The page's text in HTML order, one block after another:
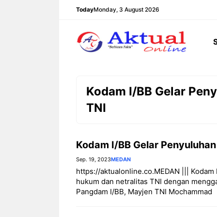
TodayMonday, 3 August 2026
Kodam I/BB Gelar
TNI
Kodam I/BB Gelar
Sep. 19, 2023MEDAN
https://aktualonline.co.MEDAN |||
hukum dan netralitas TNI dengan
Pangdam I/BB, Mayjen TNI Mochammad